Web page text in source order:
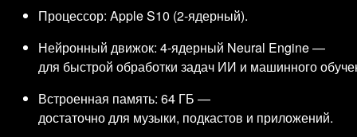
Процессор: Apple S10 (2‑ядерный).
Нейронный движок: 4‑ядерный Neural Engine —
для быстрой обработки задач ИИ и машинного
Встроенная память: 64 ГБ —
достаточно для музыки, подкастов и приложений.